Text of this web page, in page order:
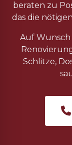
beraten zu
das die
Auf
Schlitze,